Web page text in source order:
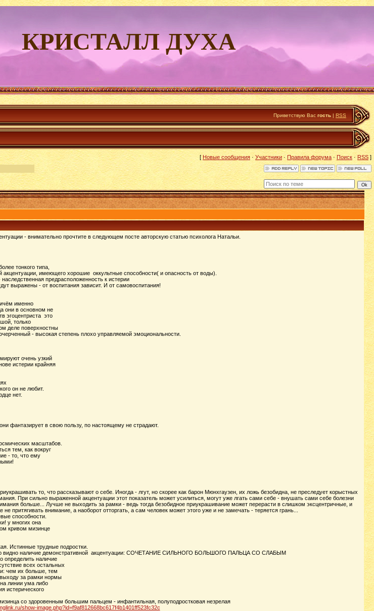
КРИСТАЛЛ ДУХА
Приветствую Вас гость | RSS
[Новые сообщения · Участники·Правила форума·Поиск · RSS ]
- внимательно прочтите в следующем посте авторскую статью психолога Натальи.
тонкого типа,
имеющего хорошие оккультные способности( и опасность от воды).
предрасположенность к истерии
выражены - от воспитания зависит. И от самовоспитания!
именно
они в основном не
эгоцентриста это
только
деле поверхностны
- высокая степень плохо управляемой эмоциональности.
очень узкий
истерии крайняя
он не любит.
нет.
фантазирует в свою пользу, по настоящему не страдают.
масштабов.
тем, как вокруг
- то, что ему
то, что рассказывают о себе. Иногда - лгут, но скорее как барон Мюнхгаузен, их ложь безобидна, не преследует корыстных
При сильно выраженной акцентуации этот показатель может усилиться, могут уже лгать сами себе - внушать сами себе болезни
больше... Лучше не выходить за рамки - ведь тогда безобидное приукрашивание может перерасти в слишком эксцентричные, и
притягивать внимание, а наоборот отторгать, а сам человек может этого уже и не замечать - теряется грань...
способности.
у многих она
кривом мизинце
Истинные трудные подростки.
видно наличие демонстративной акцентуации: СОЧЕТАНИЕ СИЛЬНОГО БОЛЬШОГО ПАЛЬЦА СО СЛАБЫМ
наличие
всех остальных
чем их больше, тем
за рамки нормы
линии ума либо
истерического
со здоровенным большим пальцем - инфантильная, полуподростковая незрелая
show-image.php?id=f9af812668bc617f4b1401ff523fc32c